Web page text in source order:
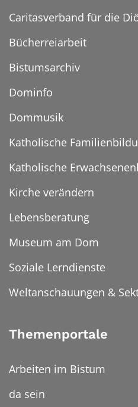
Caritasverband für die
Bücherreiarbeit
Bistumsarchiv
Dominfo
Dommusik
Katholische
Katholische
Kirche verändern
Lebensberatung
Museum am Dom
Soziale Lerndienste
Weltanschauungen &
Themenportale
Arbeiten im Bistum
da sein